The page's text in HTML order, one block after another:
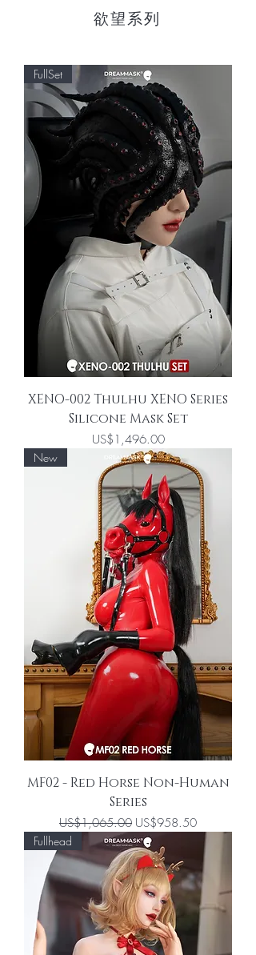
欲望系列
FullSet
XENO-002 Thulhu XENO Series
Silicone Mask Set
價格
US$1,496.00
New
MF02 - Red Horse Non-Human
Series
一般價格
US$1,065.00 促銷價格
US$958.50
Fullhead